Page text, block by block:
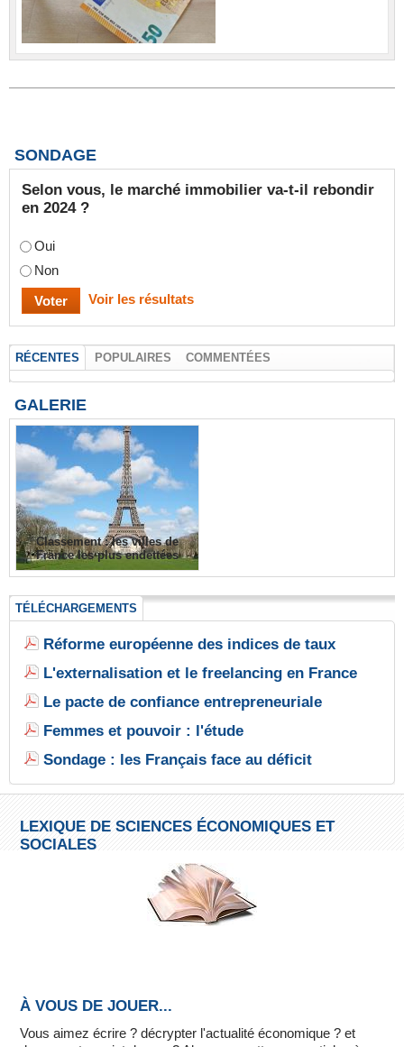
SONDAGE
Selon vous, le marché immobilier va-t-il rebondir
en 2024 ?
Oui
Non
Voir les résultats
RÉCENTES POPULAIRES COMMENTÉES
GALERIE
Classement : les villes de
France les plus endettées
TÉLÉCHARGEMENTS
Réforme européenne des indices de taux
L'externalisation et le freelancing en France
Le pacte de confiance entrepreneuriale
Femmes et pouvoir : l'étude
Sondage : les Français face au déficit
LEXIQUE DE SCIENCES ÉCONOMIQUES ET
SOCIALES
À VOUS DE JOUER...
Vous aimez écrire ? décrypter l'actualité économique ? et